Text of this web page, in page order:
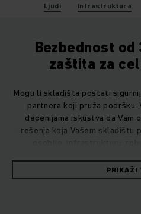
Ljudi Infrastruktura
Bezbednost
zaštita za
Mogu li skladišta postati
partnera koji pruža
decenijama iskustva da Vam
rešenja koja Vašem skladištu
efikasnosti, produktivnosti i
skladišta automatizovana ili
PRIKAŽI